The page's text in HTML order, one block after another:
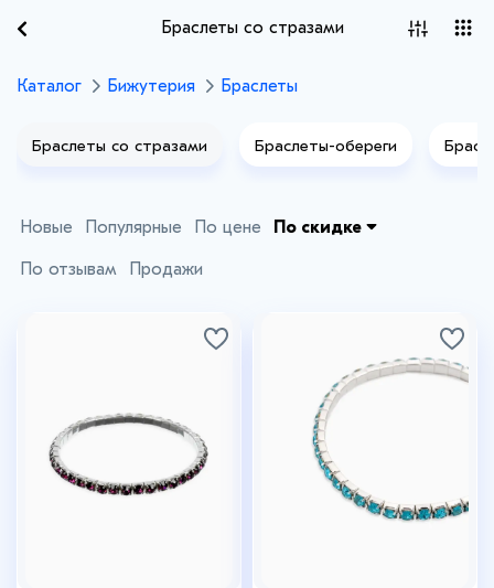
Браслеты со стразами
Каталог Бижутерия Браслеты
Браслеты со стразами Браслеты-обереги
Новые Популярные По цене По скидке
По отзывам Продажи